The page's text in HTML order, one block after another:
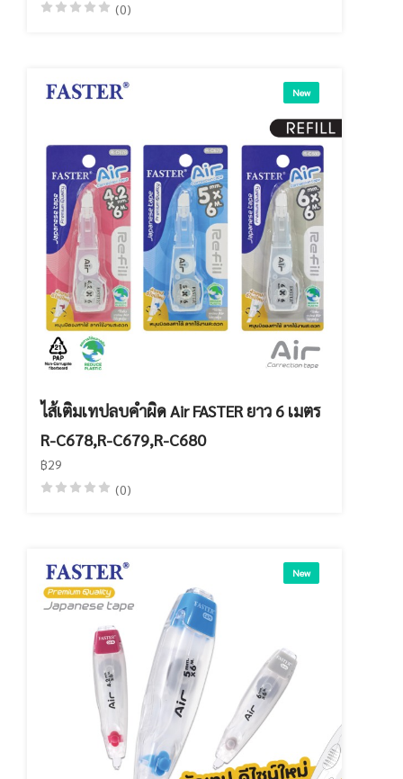
(0)
New
ไส้เติมเทปลบคำผิด Air FASTER ยาว 6 เมตร
R-C678,R-C679,R-C680
฿29
(0)
New